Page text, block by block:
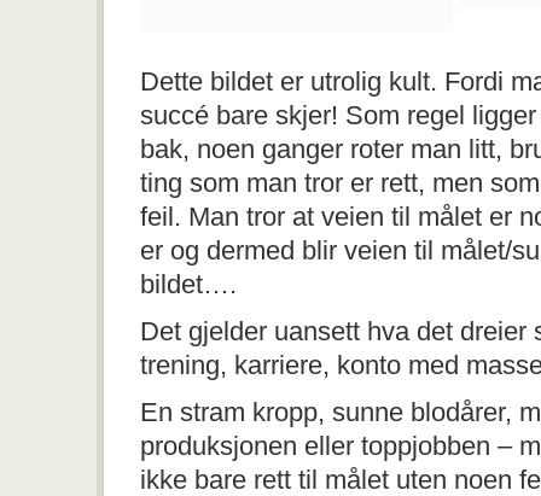
Dette bildet er utrolig kult. Fordi
succé bare skjer! Som regel
bak, noen ganger roter man litt,
ting som man tror er rett, men
feil. Man tror at veien til målet er
er og dermed blir veien til målet/
bildet….
Det gjelder uansett hva det dreier
trening, karriere, konto med
En stram kropp, sunne blodårer,
produksjonen eller toppjobben –
ikke bare rett til målet uten noen